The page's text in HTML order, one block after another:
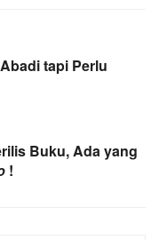
tapi Perlu
Buku, Ada yang
!